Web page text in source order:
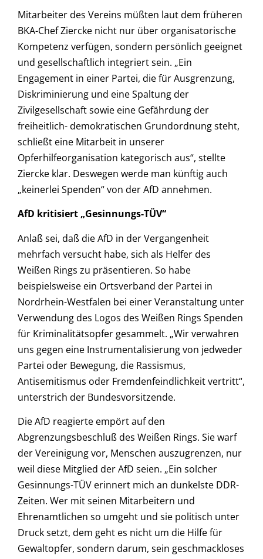
Mitarbeiter des Vereins müßten laut dem früheren
BKA-Chef Ziercke nicht nur über organisatorische
Kompetenz verfügen, sondern persönlich geeignet
und gesellschaftlich integriert sein. „Ein
Engagement in einer Partei, die für Ausgrenzung,
Diskriminierung und eine Spaltung der
Zivilgesellschaft sowie eine Gefährdung der
freiheitlich- demokratischen Grundordnung steht,
schließt eine Mitarbeit in unserer
Opferhilfeorganisation kategorisch aus“, stellte
Ziercke klar. Deswegen werde man künftig auch
„keinerlei Spenden“ von der AfD annehmen.
AfD kritisiert „Gesinnungs-TÜV“
Anlaß sei, daß die AfD in der Vergangenheit
mehrfach versucht habe, sich als Helfer des
Weißen Rings zu präsentieren. So habe
beispielsweise ein Ortsverband der Partei in
Nordrhein-Westfalen bei einer Veranstaltung unter
Verwendung des Logos des Weißen Rings Spenden
für Kriminalitätsopfer gesammelt. „Wir verwahren
uns gegen eine Instrumentalisierung von jedweder
Partei oder Bewegung, die Rassismus,
Antisemitismus oder Fremdenfeindlichkeit vertritt“,
unterstrich der Bundesvorsitzende.
Die AfD reagierte empört auf den
Abgrenzungsbeschluß des Weißen Rings. Sie warf
der Vereinigung vor, Menschen auszugrenzen, nur
weil diese Mitglied der AfD seien. „Ein solcher
Gesinnungs-TÜV erinnert mich an dunkelste DDR-
Zeiten. Wer mit seinen Mitarbeitern und
Ehrenamtlichen so umgeht und sie politisch unter
Druck setzt, dem geht es nicht um die Hilfe für
Gewaltopfer, sondern darum, sein geschmackloses